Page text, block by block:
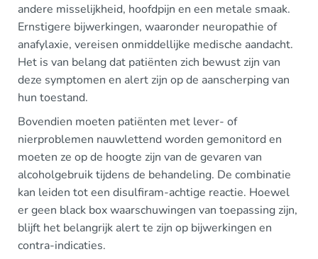
andere misselijkheid, hoofdpijn en een metale smaak.
Ernstigere bijwerkingen, waaronder neuropathie of
anafylaxie, vereisen onmiddellijke medische aandacht.
Het is van belang dat patiënten zich bewust zijn van
deze symptomen en alert zijn op de aanscherping van
hun toestand.
Bovendien moeten patiënten met lever- of
nierproblemen nauwlettend worden gemonitord en
moeten ze op de hoogte zijn van de gevaren van
alcoholgebruik tijdens de behandeling. De combinatie
kan leiden tot een disulfiram-achtige reactie. Hoewel
er geen black box waarschuwingen van toepassing zijn,
blijft het belangrijk alert te zijn op bijwerkingen en
contra-indicaties.